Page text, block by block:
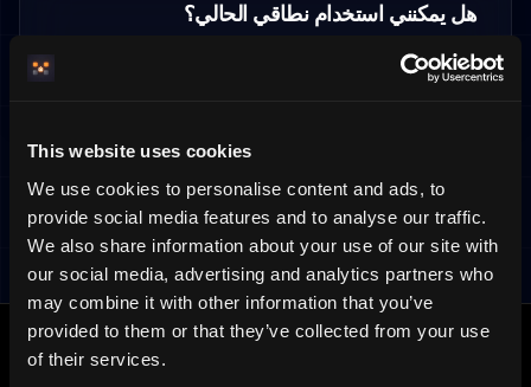
This website uses cookies
We use cookies to personalise content and ads, to
provide social media features and to analyse our traffic.
We also share information about your use of our site with
our social media, advertising and analytics partners who
may combine it with other information that you’ve
provided to them or that they’ve collected from your use
of their services.
هل يمكنني استخدام نطاقي الحالي؟
معلومات ذات صلة
Direct booking
What is HemmaBo
Subscription & onboarding